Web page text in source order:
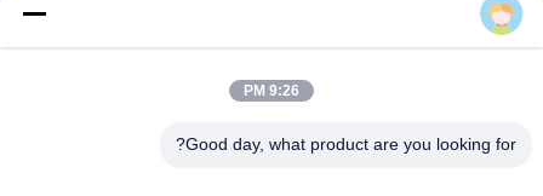
الرئيسي من الفولاذ . يمكن لهذه الطريقة أن تكون أفضل لحماية
9:26 PM
Good day, what product are you looking for?